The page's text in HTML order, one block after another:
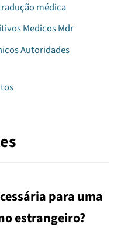
médica
Medicos Mdr
Autoridades
para uma
estrangeiro?